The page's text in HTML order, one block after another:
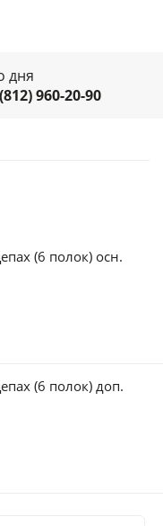
дня
960-20-90
(6 полок) осн.
(6 полок) доп.